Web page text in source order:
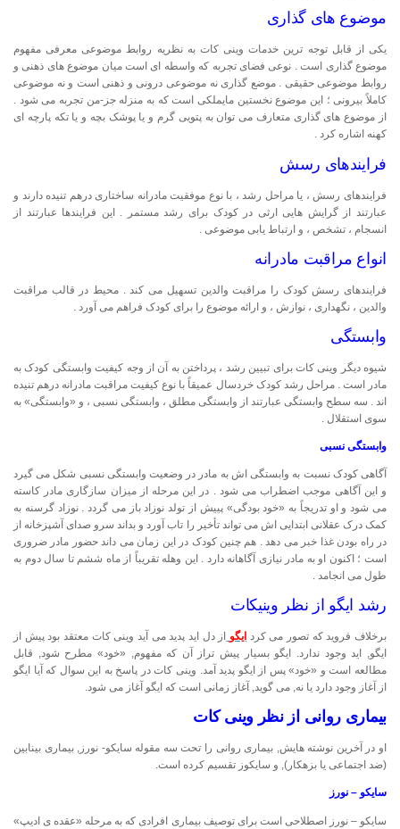
موضوع های گذاری
یکی از قابل توجه ترین خدمات وینی کات به نظریه روابط موضوعی معرفی مفهوم
موضوع گذاری است . نوعی فضای تجربه که واسطه ای است میان موضوع های ذهنی و
روابط موضوعی حقیقی . موضع گذاری نه موضوعی درونی و ذهنی است و نه موضوعی
کاملاً بیرونی ؛ این موضوع نخستین مایملکی است که به منزله جز-من تجربه می شود .
از موضوع های گذاری متعارف می توان به پتویی گرم و یا پوشک بچه و یا تکه پارچه ای
کهنه اشاره کرد .
فرایندهای رسش
فرایندهای رسش ، یا مراحل رشد ، با نوع موفقیت مادرانه ساختاری درهم تنیده دارند و
عبارتند از گرایش هایی ارثی در کودک برای رشد مستمر . این فرایندها عبارتند از
انسجام ، تشخص ، و ارتباط یابی موضوعی .
انواع مراقبت مادرانه
فرایندهای رسش کودک را مراقبت والدین تسهیل می کند . محیط در قالب مراقبت
والدین ، نگهداری ، نوازش ، و ارائه موضوع را برای کودک فراهم می آورد .
وابستگی
شیوه دیگر وینی کات برای تبیین رشد ، پرداختن به آن از وجه کیفیت وابستگی کودک به
مادر است . مراحل رشد کودک خردسال عمیقاً با نوع کیفیت مراقبت مادرانه درهم تنیده
اند . سه سطح وابستگی عبارتند از وابستگی مطلق ، وابستگی نسبی ، و «وابستگی» به
سوی استقلال .
وابستگی نسبی
آگاهی کودک نسبت به وابستگی اش به مادر در وضعیت وابستگی نسبی شکل می گیرد
و این آگاهی موجب اضطراب می شود . در این مرحله از میزان سازگاری مادر کاسته
می شود و او تدریجاً به «خود بودگی» پییش از تولد نوزاد باز می گردد . نوزاد گرسنه به
کمک درک عقلانی ابتدایی اش می تواند تأخیر را تاب آورد و بداند سرو صدای آشپزخانه از
در راه بودن غذا خبر می دهد . هم چنین کودک در این زمان می داند حضور مادر ضروری
است ؛ اکنون او به مادر نیازی آگاهانه دارد . این وهله تقریباً از ماه ششم تا سال دوم به
طول می انجامد .
رشد ایگو از نظر وینیکات
برخلاف فروید که تصور می کرد ایگو
از دل اید پدید می آید وینی کات معتقد بود پیش از
ایگو, اید وجود ندارد. ایگو بسیار پیش تراز آن که مفهوم, «خود» مطرح شود, قابل
مطالعه است و «خود» پس از ایگو پدید آمد. وینی کات در پاسخ به این سوال که آیا ایگو
از آغاز وجود دارد یا نه, می گوید, آغاز زمانی است که ایگو آغاز می شود.
بیماری روانی از نظر وینی کات
او در آخرین نوشته هایش, بیماری روانی را تحت سه مقوله سایکو- نورز, بیماری بینابین
(ضد اجتماعی یا بزهکار), و سایکوز تقسیم کرده است.
سایکو – نورز
سایکو – نورز اصطلاحی است برای توصیف بیماری افرادی که به مرحله «عقده ی ادیپ»